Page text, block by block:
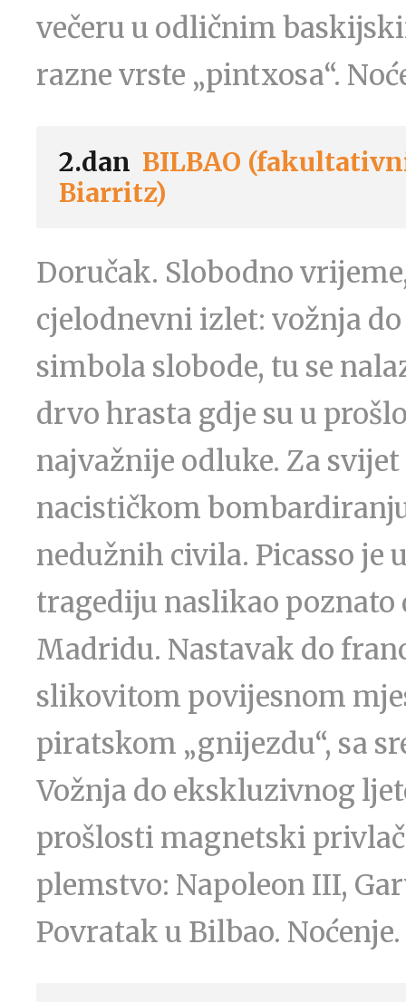
večeru u odličnim
razne vrste „pintxosa“.
2.dan BILBAO
Biarritz)
Doručak. Slobodno
cjelodnevni izlet: vožnja
simbola slobode, tu se
drvo hrasta gdje su u
najvažnije odluke. Za
nacističkom bombardiranju
nedužnih civila. Picasso je
tragediju naslikao poznato
Madridu. Nastavak do
slikovitom povijesnom
piratskom „gnijezdu“, sa
Vožnja do ekskluzivnog
prošlosti magnetski
plemstvo: Napoleon III,
Povratak u Bilbao. Noćenje.